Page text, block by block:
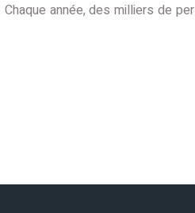
année, des milliers de